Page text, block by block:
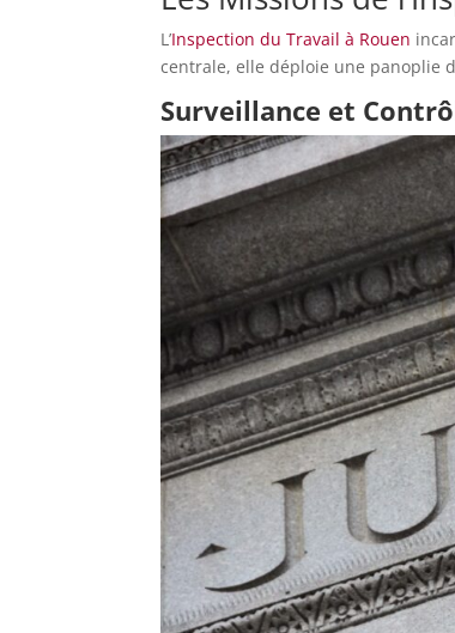
L’Inspection du Travail à Rouen
centrale, elle déploie une panoplie
Surveillance et